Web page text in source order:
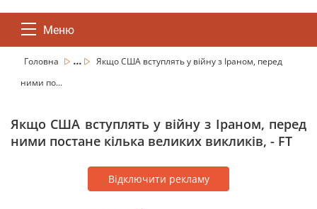
Меню
Головна ...
Якщо США вступлять у війну з Іраном, перед
ними по...
Якщо США вступлять у війну з Іраном, перед
ними постане кілька великих викликів, - FT
Відключити рекламу